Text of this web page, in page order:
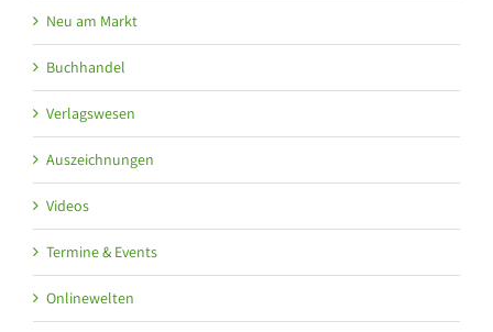
Neu am Markt
Buchhandel
Verlagswesen
Auszeichnungen
Videos
Termine & Events
Onlinewelten